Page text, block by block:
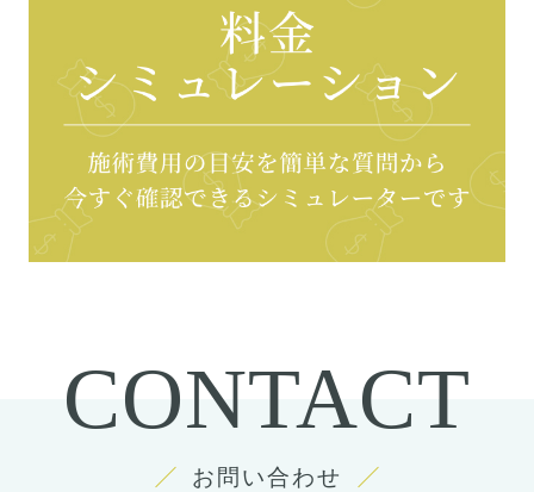
CONTACT
お問い合わせ